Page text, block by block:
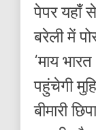
पेपर यहाँ
बरेली में
‘माय
पहुंचेगी
बीमारी